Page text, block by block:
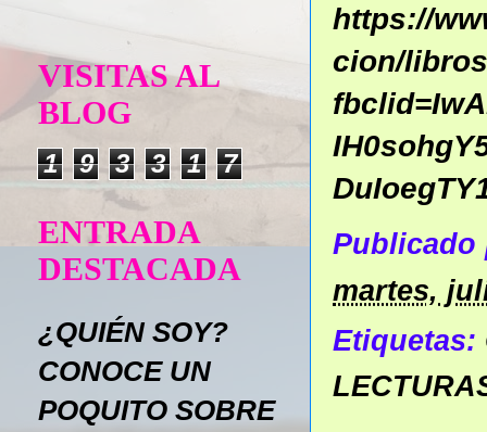
https://
cion/
martes,
Etiquetas:
VISITAS AL
BLOG
1 9 3 3 1 7
ENTRADA
DESTACADA
¿QUIÉN SOY?
CONOCE UN
POQUITO SOBRE